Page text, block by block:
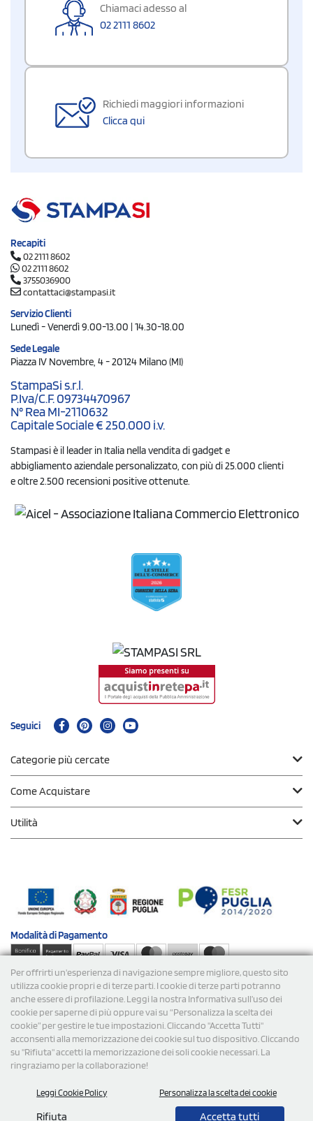
Per offrirti un'esperienza di navigazione sempre migliore, questo sito
utilizza cookie propri e di terze parti. I cookie di terze parti potranno
anche essere di profilazione. Leggi la nostra Informativa sull’uso dei
cookie per saperne di più oppure vai su “Personalizza la scelta dei
cookie” per gestire le tue impostazioni. Cliccando "Accetta Tutti"
acconsenti alla memorizzazione dei cookie sul tuo dispositivo. Cliccando
su "Rifiuta" accetti la memorizzazione dei soli cookie necessari. La
ringraziamo per la collaborazione!
Leggi Cookie Policy Personalizza la scelta dei cookie
Rifiuta Accetta tutti
Chiamaci adesso al
02 2111 8602
Richiedi maggiori informazioni
Clicca qui
Recapiti
02 2111 8602
02 2111 8602
3755036900
contattaci@stampasi.it
Servizio Clienti
Lunedì - Venerdì 9.00-13.00 | 14.30-18.00
Sede Legale
Piazza IV Novembre, 4 - 20124 Milano (MI)
StampaSi s.r.l.
P.Iva/C.F. 09734470967
N° Rea MI-2110632
Capitale Sociale € 250.000 i.v.
Stampasi è il leader in Italia nella vendita di gadget e
abbigliamento aziendale personalizzato, con più di 25.000 clienti
e oltre 2.500 recensioni positive ottenute.
Seguici
Categorie più cercate
Come Acquistare
Utilità
Modalità diPagamento
Spedizioni
P.Iva/C.F. 09734470967 - N° Rea MI-2110632